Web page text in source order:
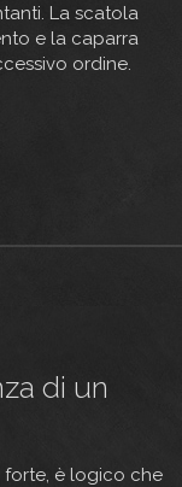
La scatola
e la caparra
ordine.
di un
forte, è logico che